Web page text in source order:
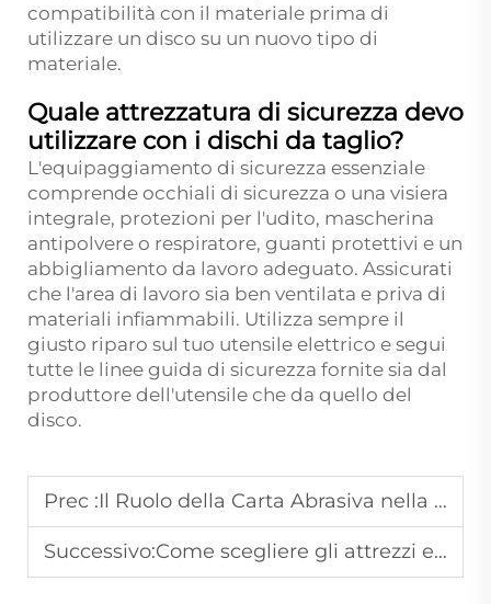
compatibilità con il materiale prima di
utilizzare un disco su un nuovo tipo di
materiale.
Quale attrezzatura di sicurezza devo
utilizzare con i dischi da taglio?
L'equipaggiamento di sicurezza essenziale
comprende occhiali di sicurezza o una visiera
integrale, protezioni per l'udito, mascherina
antipolvere o respiratore, guanti protettivi e un
abbigliamento da lavoro adeguato. Assicurati
che l'area di lavoro sia ben ventilata e priva di
materiali infiammabili. Utilizza sempre il
giusto riparo sul tuo utensile elettrico e segui
tutte le linee guida di sicurezza fornite sia dal
produttore dell'utensile che da quello del
disco.
Prec :Il Ruolo della Carta Abrasiva nella Preparazione delle Superfici: Tecniche e Migliori Pratiche
Successivo:Come scegliere gli attrezzi elettrici: una guida completa